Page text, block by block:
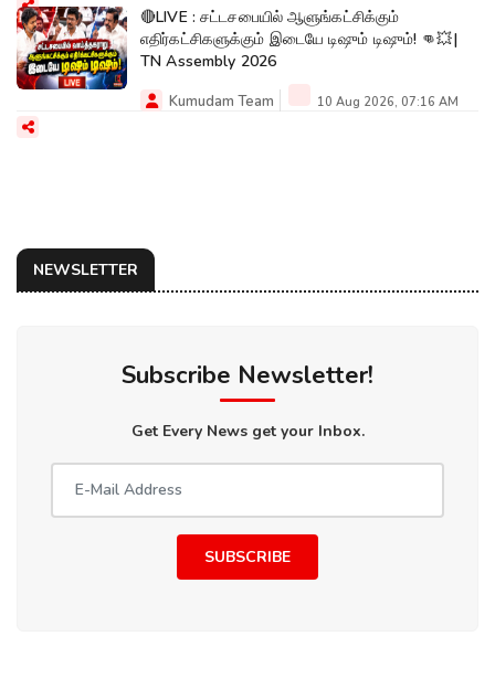
🔴LIVE : சட்டசபையில் ஆளுங்கட்சிக்கும்
எதிர்கட்சிகளுக்கும் இடையே டிஷும் டிஷும்! 👊💥|
TN Assembly 2026
Kumudam Team 10 Aug 2026, 07:16 AM
NEWSLETTER
Subscribe Newsletter!
Get Every News get your Inbox.
SUBSCRIBE